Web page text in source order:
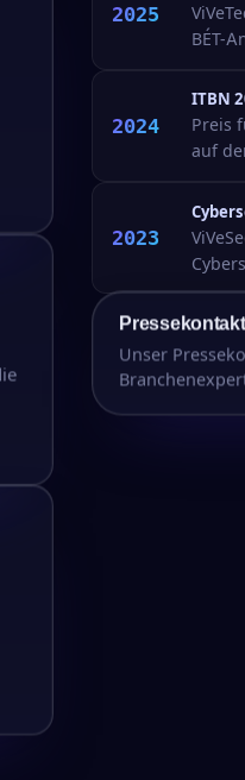
2025
BÉT-
2024
ITBN
Preis
auf
2023
Pressekontakt
Unser